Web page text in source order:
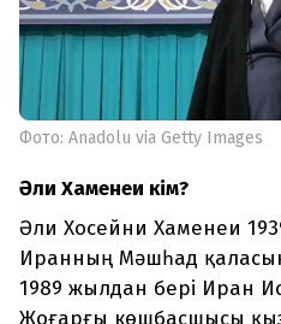
Фото: Anadolu via Getty Images
Әли Хаменеи кім?
Әли Хосейни Хаменеи
Иранның Мәшһад
1989 жылдан бері Иран